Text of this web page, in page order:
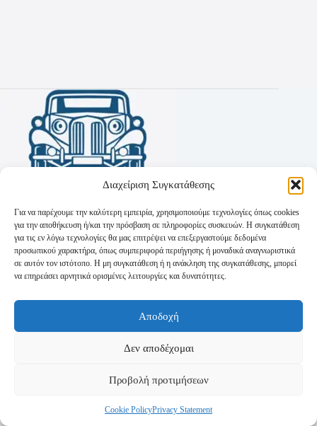
Διαχείριση Συγκατάθεσης
Για να παρέχουμε την καλύτερη εμπειρία, χρησιμοποιούμε τεχνολογίες όπως cookies
για την αποθήκευση ή/και την πρόσβαση σε πληροφορίες συσκευών. Η συγκατάθεση
για τις εν λόγω τεχνολογίες θα μας επιτρέψει να επεξεργαστούμε δεδομένα
προσωπικού χαρακτήρα, όπως συμπεριφορά περιήγησης ή μοναδικά αναγνωριστικά
σε αυτόν τον ιστότοπο. Η μη συγκατάθεση ή η ανάκληση της συγκατάθεσης, μπορεί
να επηρεάσει αρνητικά ορισμένες λειτουργίες και δυνατότητες.
Αποδοχή
Δεν αποδέχομαι
Προβολή προτιμήσεων
Cookie PolicyPrivacy Statement
Πολιτική Απορρήτου
Τρόποι Αποστολής
Τρόποι Πληρωμής